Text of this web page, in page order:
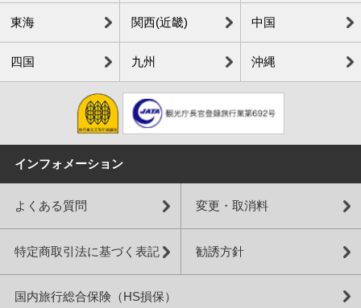
東海 関西(近畿) 中国
四国 九州 沖縄
インフォメーション
よくある質問 変更・取消料
特定商取引法に基づく表記 勧誘方針
国内旅行総合保険（HS損保）